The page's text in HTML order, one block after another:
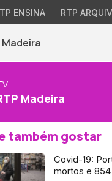
ENSINA RTP
Madeira
Madeira
também gostar
Covid-19:
mortos e